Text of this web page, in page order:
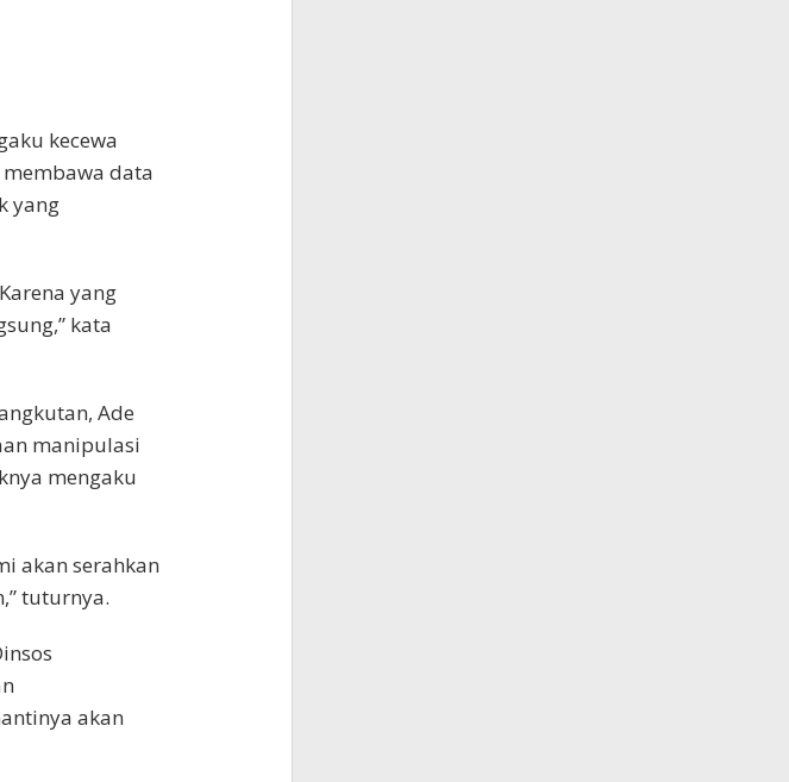
kecewa
data
yang
yang
kata
Ade
manipulasi
mengaku
akan serahkan
tuturnya.
akan